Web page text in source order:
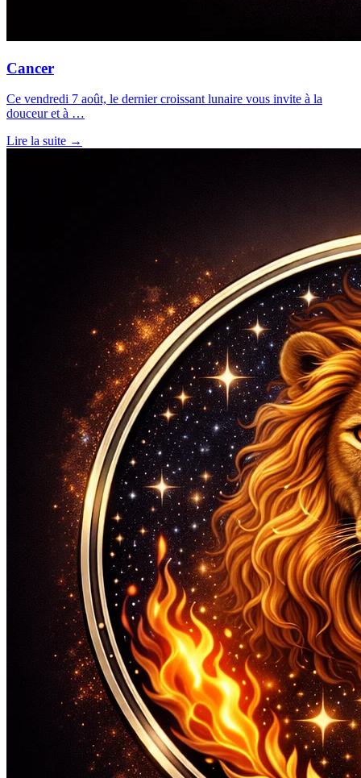
Cancer
Ce vendredi 7 août, le dernier croissant lunaire vous invite à la
douceur et à …
Lire la suite →